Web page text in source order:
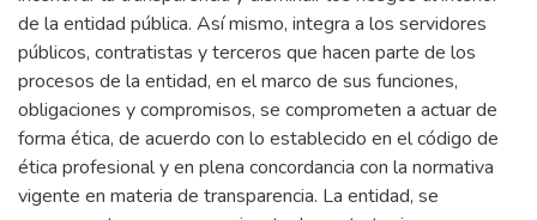
de la entidad pública. Así mismo, integra a los servidores
públicos, contratistas y terceros que hacen parte de los
procesos de la entidad, en el marco de sus funciones,
obligaciones y compromisos, se comprometen a actuar de
forma ética, de acuerdo con lo establecido en el código de
ética profesional y en plena concordancia con la normativa
vigente en materia de transparencia. La entidad, se